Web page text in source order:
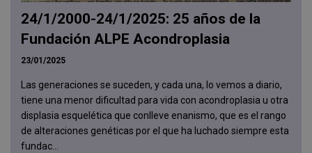
24/1/2000-24/1/2025: 25 años de la
Fundación ALPE Acondroplasia
23/01/2025
Las generaciones se suceden, y cada una, lo vemos a diario,
tiene una menor dificultad para vida con acondroplasia u otra
displasia esquelética que conlleve enanismo, que es el rango
de alteraciones genéticas por el que ha luchado siempre esta
fundac...